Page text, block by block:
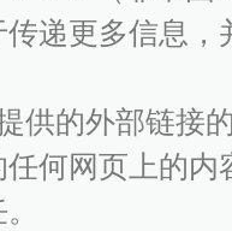
递更多信息
供的外部链接
何网页上的